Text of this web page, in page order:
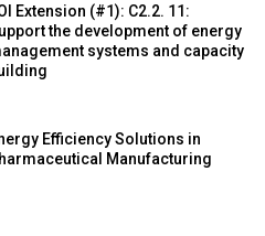
Extension (#1): C2.2. 11:
the development of energy
systems and capacity
Efficiency Solutions in
Manufacturing